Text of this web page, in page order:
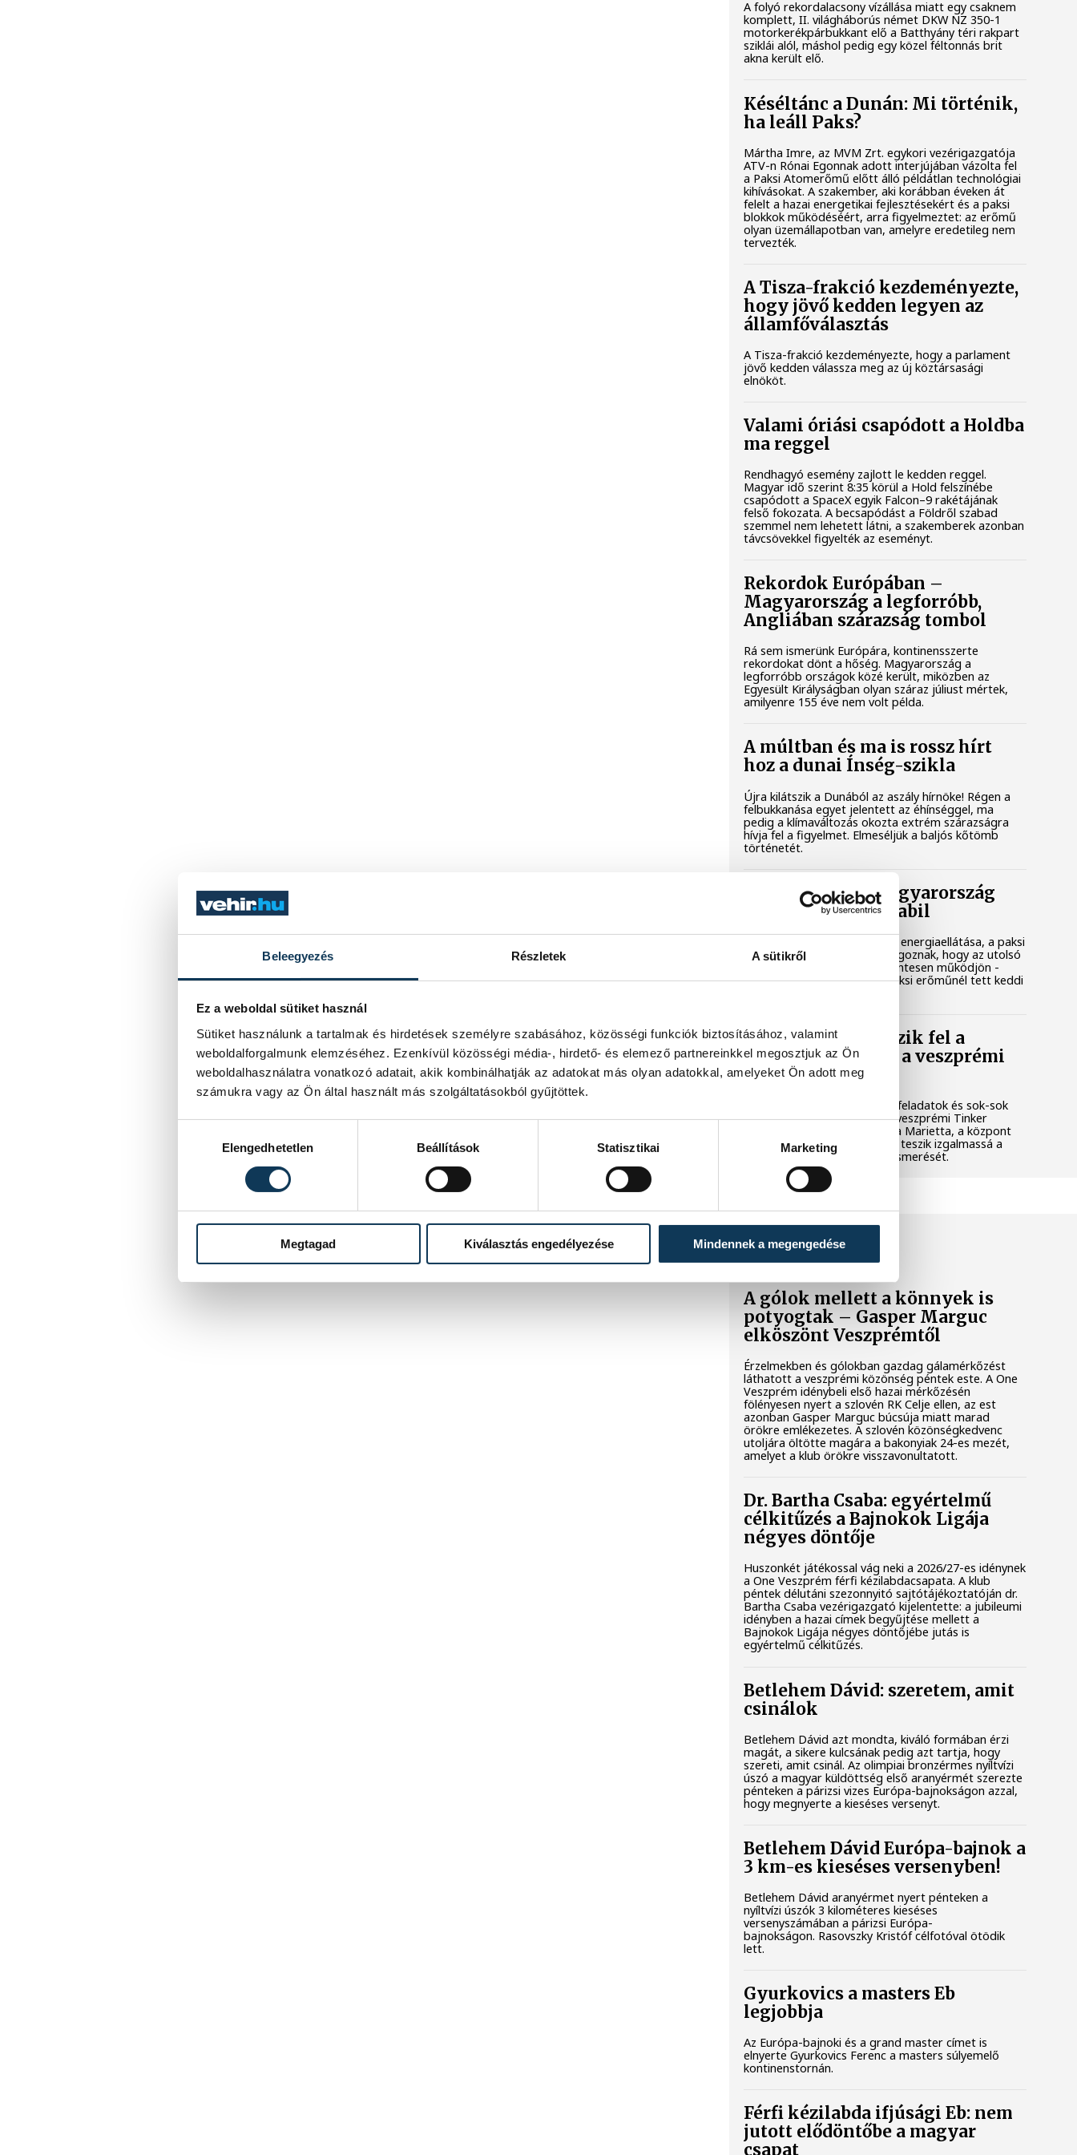
Beleegyezés Részletek A sütikről
Ez a weboldal sütiket használ
Sütiket használunk a tartalmak és hirdetések személyre szabásához, közösségi funkciók biztosításához, valamint
weboldalforgalmunk elemzéséhez. Ezenkívül közösségi média-, hirdető- és elemező partnereinkkel megosztjuk az Ön
weboldalhasználatra vonatkozó adatait, akik kombinálhatják az adatokat más olyan adatokkal, amelyeket Ön adott meg
számukra vagy az Ön által használt más szolgáltatásokból gyűjtöttek.
Elengedhetetlen
Beállítások Statisztikai Marketing
Megtagad Kiválasztás engedélyezése Mindennek a megengedése
A folyó rekordalacsony vízállása miatt egy csaknem
komplett, II. világháborús német DKW NZ 350-1
motorkerékpárbukkant elő a Batthyány téri rakpart
sziklái alól, máshol pedig egy közel féltonnás brit
akna került elő.
Késéltánc a Dunán: Mi történik,
ha leáll Paks?
Mártha Imre, az MVM Zrt. egykori vezérigazgatója
ATV-n Rónai Egonnak adott interjújában vázolta fel
a Paksi Atomerőmű előtt álló példátlan technológiai
kihívásokat. A szakember, aki korábban éveken át
felelt a hazai energetikai fejlesztésekért és a paksi
blokkok működéséért, arra figyelmeztet: az erőmű
olyan üzemállapotban van, amelyre eredetileg nem
tervezték.
A Tisza-frakció kezdeményezte,
hogy jövő kedden legyen az
államfőválasztás
A Tisza-frakció kezdeményezte, hogy a parlament
jövő kedden válassza meg az új köztársasági
elnököt.
Valami óriási csapódott a Holdba
ma reggel
Rendhagyó esemény zajlott le kedden reggel.
Magyar idő szerint 8:35 körül a Hold felszínébe
csapódott a SpaceX egyik Falcon–9 rakétájának
felső fokozata. A becsapódást a Földről szabad
szemmel nem lehetett látni, a szakemberek azonban
távcsövekkel figyelték az eseményt.
Rekordok Európában –
Magyarország a legforróbb,
Angliában szárazság tombol
Rá sem ismerünk Európára, kontinensszerte
rekordokat dönt a hőség. Magyarország a
legforróbb országok közé került, miközben az
Egyesült Királyságban olyan száraz júliust mértek,
amilyenre 155 éve nem volt példa.
A múltban és ma is rossz hírt
hoz a dunai Ínség-szikla
Újra kilátszik a Dunából az aszály hírnöke! Régen a
felbukkanása egyet jelentett az éhínséggel, ma
pedig a klímaváltozás okozta extrém szárazságra
hívja fel a figyelmet. Elmeséljük a baljós kőtömb
történetét.
Magyar Péter: Magyarország
energiaellátása stabil
Jelenleg stabil Magyarország energiaellátása, a paksi
erőmű munkatársai azon dolgoznak, hogy az utolsó
még termelő turbina hibamentesen működjön -
közölte a miniszterelnök a paksi erőműnél tett keddi
Játék közben fedezik fel a
tudomány világát a veszprémi
gyerekek
Látványos kísérletek, kreatív feladatok és sok-sok
élmény várja a gyerekeket a veszprémi Tinker
Labsben. Videónkban Balassa Marietta, a központ
vezetője mutatja be, hogyan teszik izgalmassá a
természettudományok megismerését.
A gólok mellett a könnyek is
potyogtak – Gasper Marguc
elköszönt Veszprémtől
Érzelmekben és gólokban gazdag gálamérkőzést
láthatott a veszprémi közönség péntek este. A One
Veszprém idénybeli első hazai mérkőzésén
fölényesen nyert a szlovén RK Celje ellen, az est
azonban Gasper Marguc búcsúja miatt marad
örökre emlékezetes. A szlovén közönségkedvenc
utoljára öltötte magára a bakonyiak 24-es mezét,
amelyet a klub örökre visszavonultatott.
Dr. Bartha Csaba: egyértelmű
célkitűzés a Bajnokok Ligája
négyes döntője
Huszonkét játékossal vág neki a 2026/27-es idénynek
a One Veszprém férfi kézilabdacsapata. A klub
péntek délutáni szezonnyitó sajtótájékoztatóján dr.
Bartha Csaba vezérigazgató kijelentette: a jubileumi
idényben a hazai címek begyűjtése mellett a
Bajnokok Ligája négyes döntőjébe jutás is
egyértelmű célkitűzés.
Betlehem Dávid: szeretem, amit
csinálok
Betlehem Dávid azt mondta, kiváló formában érzi
magát, a sikere kulcsának pedig azt tartja, hogy
szereti, amit csinál. Az olimpiai bronzérmes nyíltvízi
úszó a magyar küldöttség első aranyérmét szerezte
pénteken a párizsi vizes Európa-bajnokságon azzal,
hogy megnyerte a kieséses versenyt.
Betlehem Dávid Európa-bajnok a
3 km-es kieséses versenyben!
Betlehem Dávid aranyérmet nyert pénteken a
nyíltvízi úszók 3 kilométeres kieséses
versenyszámában a párizsi Európa-
bajnokságon. Rasovszky Kristóf célfotóval ötödik
lett.
Gyurkovics a masters Eb
legjobbja
Az Európa-bajnoki és a grand master címet is
elnyerte Gyurkovics Ferenc a masters súlyemelő
kontinenstornán.
Férfi kézilabda ifjúsági Eb: nem
jutott elődöntőbe a magyar
csapat